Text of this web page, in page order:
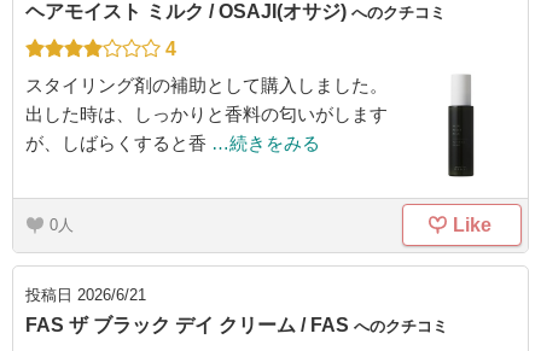
ヘアモイスト ミルク / OSAJI(オサジ) へのクチコミ
4
スタイリング剤の補助として購入しました。
出した時は、しっかりと香料の匂いがします
が、しばらくすると香 …続きをみる
0 Like
投稿日 2026/6/21
FAS ザ ブラック デイ クリーム / FAS へのクチコミ